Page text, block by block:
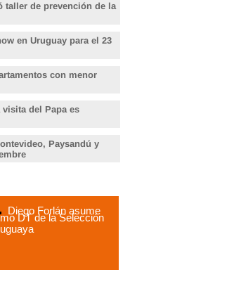
taller de prevención de la
en Uruguay para el 23
con menor
del Papa es
Paysandú y
Diego Forlán asume
DT de la Selección